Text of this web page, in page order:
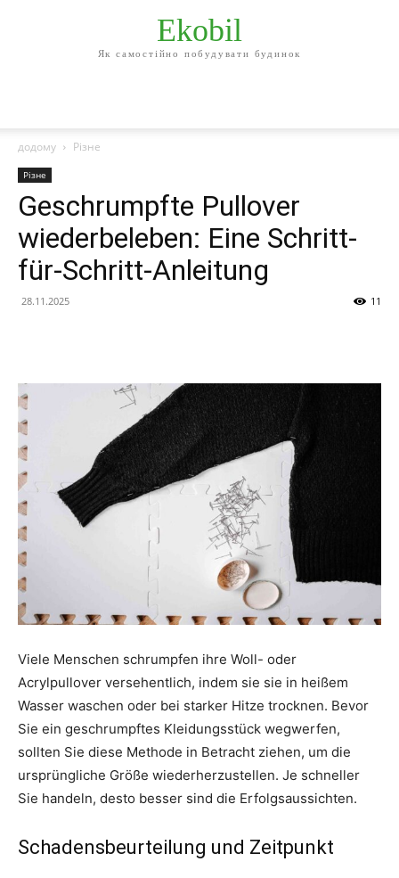
Ekobil
Як самостійно побудувати будинок
додому Різне
Різне
Geschrumpfte Pullover
wiederbeleben: Eine Schritt-
für-Schritt-Anleitung
28.11.2025 11
Viele Menschen schrumpfen ihre Woll- oder
Acrylpullover versehentlich, indem sie sie in heißem
Wasser waschen oder bei starker Hitze trocknen. Bevor
Sie ein geschrumpftes Kleidungsstück wegwerfen,
sollten Sie diese Methode in Betracht ziehen, um die
ursprüngliche Größe wiederherzustellen. Je schneller
Sie handeln, desto besser sind die Erfolgsaussichten.
Schadensbeurteilung und Zeitpunkt